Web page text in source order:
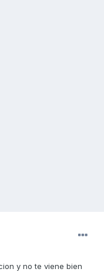
y no te viene bien